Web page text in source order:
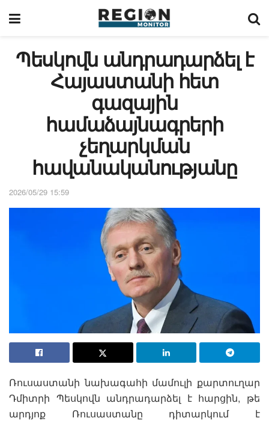
Պեսկովն անդրադարձել է
Հայաստանի հետ
գազային
համաձայնագրերի
չեղարկման
հավանականությանը
2026/05/29 15:59
Ռուսաստանի նախագահի մամուլի քարտուղար
Դմիտրի Պեսկովն անդրադարձել է հարցին, թե
արդյոք Ռուսաստանը դիտարկում է